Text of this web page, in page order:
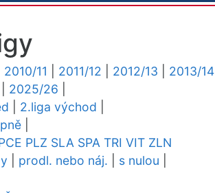
2010/11 2011/12 2012/13 2013/14
2025/26
2.liga východ
PLZ SLA SPA TRI VIT ZLN
prodl. nebo náj. s nulou